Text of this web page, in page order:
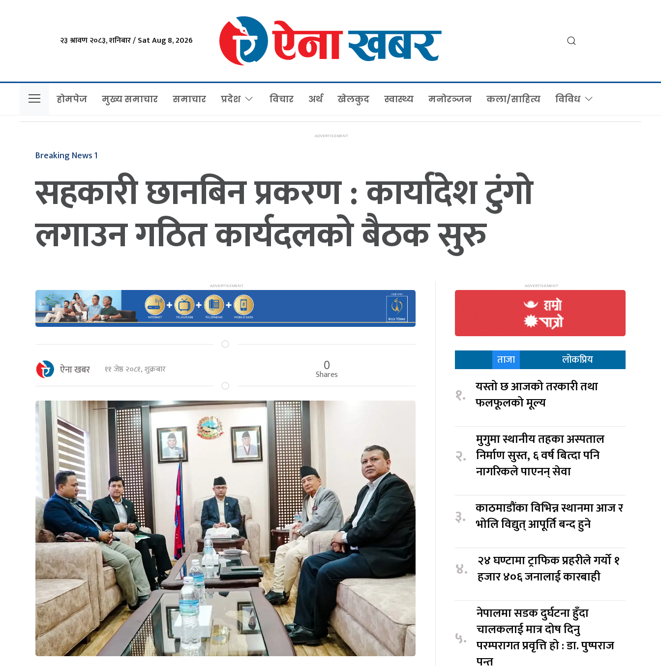
२३ श्रावण २०८३, शनिबार / Sat Aug 8, 2026
होमपेज मुख्य समाचार समाचार प्रदेश विचार अर्थ खेलकुद स्वास्थ्य मनोरञ्जन कला/साहित्य विविध
Breaking News 1
सहकारी छानबिन प्रकरण : कार्यादेश टुंगाे
लगाउन गठित कार्यदलको बैठक सुरु
ऐना खबर ११ जेष्ठ २०८१, शुक्रबार 0
Shares
ताजा लोकप्रिय
१. यस्तो छ आजको तरकारी तथा
फलफूलको मूल्य
२.
मुगुमा स्थानीय तहका अस्पताल
निर्माण सुस्त, ६ वर्ष बित्दा पनि
नागरिकले पाएनन् सेवा
३. काठमाडौंका विभिन्न स्थानमा आज र
भोलि विद्युत् आपूर्ति बन्द हुने
४. २४ घण्टामा ट्राफिक प्रहरीले गर्यो १
हजार ४०६ जनालाई कारबाही
५.
नेपालमा सडक दुर्घटना हुँदा
चालकलाई मात्र दोष दिनु
परम्परागत प्रवृत्ति हो : डा. पुष्पराज